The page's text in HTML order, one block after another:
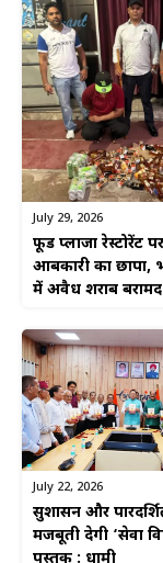
July 29, 2026
फूड प्लाजा रेस्टोरेंट पर
आबकारी का छापा,
में अवैध शराब बरामद
July 22, 2026
सुशासन और
मजबूती देगी ‘सेवा